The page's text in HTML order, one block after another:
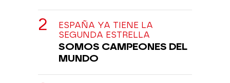
ESPAÑA YA TIENE LA
SEGUNDA ESTRELLA
SOMOS CAMPEONES DEL
MUNDO